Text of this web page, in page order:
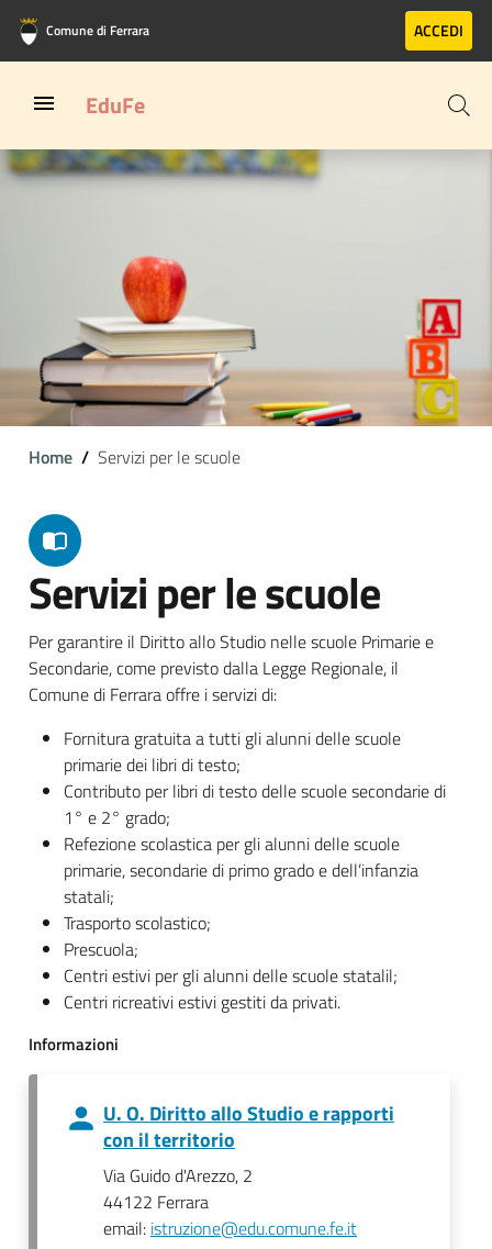
Vai al contenuto principale
Vai al footer
Comune di Ferrara ACCEDI
EduFe
Home Servizi per le scuole
Servizi per le scuole
Per garantire il Diritto allo Studio nelle scuole Primarie e
Secondarie, come previsto dalla Legge Regionale, il
Comune di Ferrara offre i servizi di:
Fornitura gratuita a tutti gli alunni delle scuole
primarie dei libri di testo;
Contributo per libri di testo delle scuole secondarie di
1° e 2° grado;
Refezione scolastica per gli alunni delle scuole
primarie, secondarie di primo grado e dell’infanzia
statali;
Trasporto scolastico;
Prescuola;
Centri estivi per gli alunni delle scuole statalil;
Centri ricreativi estivi gestiti da privati.
Informazioni
U. O. Diritto allo Studio e rapporti
con il territorio
Via Guido d'Arezzo, 2
44122 Ferrara
email: istruzione@edu.comune.fe.it